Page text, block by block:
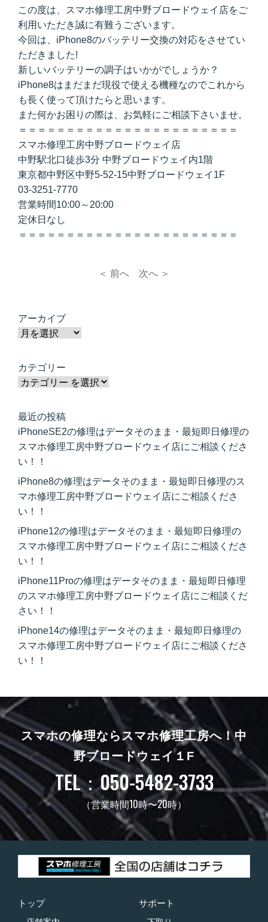
この度は、スマホ修理工房中野ブロードウェイ店をご
利用いただき誠に有難うございます。
今回は、iPhone8のバッテリー交換の対応をさせてい
ただきました!
新しいバッテリーの調子はいかがでしょうか？
iPhone8はまだまだ現役で使える機種なのでこれから
も長く使って頂けたらと思います。
また何かお困りの際は、お気軽にご相談下さいませ。
＝＝＝＝＝＝＝＝＝＝＝＝＝＝＝＝＝＝＝＝＝＝＝
スマホ修理工房中野ブロードウェイ店
中野駅北口徒歩3分 中野ブロードウェイ内1階
東京都中野区中野5-52-15中野ブロードウェイ1F
03-3251-7770
営業時間10:00～20:00
定休日なし
＝＝＝＝＝＝＝＝＝＝＝＝＝＝＝＝＝＝＝＝＝＝＝
＜ 前へ 次へ ＞
アーカイブ
カテゴリー
最近の投稿
iPhoneSE2の修理はデータそのまま・最短即日修理の
スマホ修理工房中野ブロードウェイ店にご相談くださ
い！！
iPhone8の修理はデータそのまま・最短即日修理のス
マホ修理工房中野ブロードウェイ店にご相談くださ
い！！
iPhone12の修理はデータそのまま・最短即日修理の
スマホ修理工房中野ブロードウェイ店にご相談くださ
い！！
iPhone11Proの修理はデータそのまま・最短即日修理
のスマホ修理工房中野ブロードウェイ店にご相談くだ
さい！！
iPhone14の修理はデータそのまま・最短即日修理の
スマホ修理工房中野ブロードウェイ店にご相談くださ
い！！
スマホの修理ならスマホ修理工房へ！中
野ブロードウェイ１F
TEL：050-5482-3733
（営業時間10時〜20時）
トップ サポート